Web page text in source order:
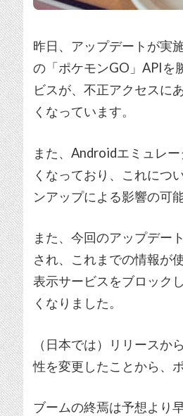
昨日、アップデートが実
の「ポケモンGO」APIを
ビスが、不正アクセスに
くなっています。
また、Androidエミュレ
くなっており、これにつ
ンアップによる影響の可
また、今回のアップデー
され、これまでの情報が
表示サービスをブロック
くなりました。
（日本では）リリース
性を変更したことから、
ブームの終焉は予想より